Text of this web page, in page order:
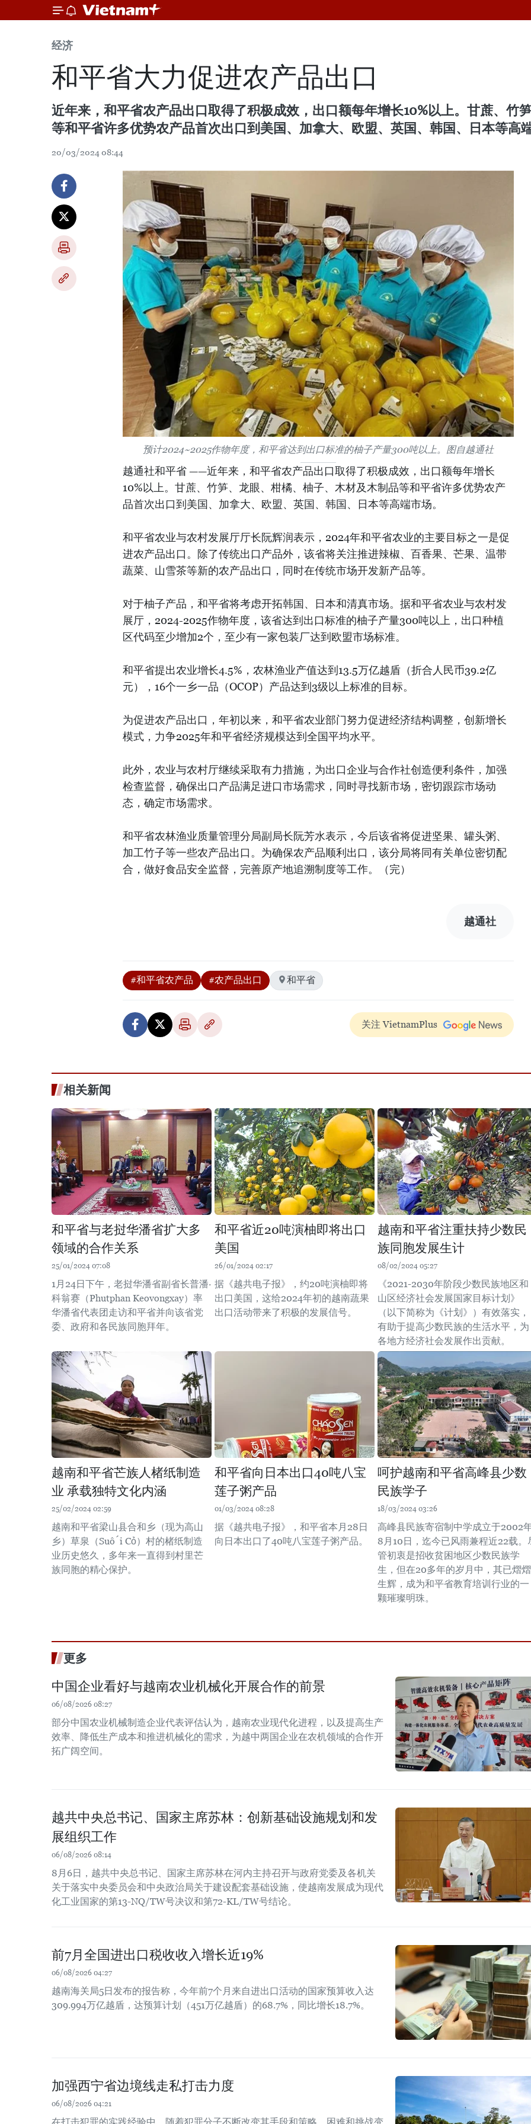
经济
和平省大力促进农产品出口
近年来，和平省农产品出口取得了积极成效，出口额每年增长10%以上。甘蔗、竹
等和平省许多优势农产品首次出口到美国、加拿大、欧盟、英国、韩国、日本等高
20/03/2024 08:44
预计2024~2025作物年度，和平省达到出口标准的柚子产量300吨以上。图自越通社
越通社和平省 ——近年来，和平省农产品出口取得了积极成效，出口额每年增长
10%以上。甘蔗、竹笋、龙眼、柑橘、柚子、木材及木制品等和平省许多优势农产
品首次出口到美国、加拿大、欧盟、英国、韩国、日本等高端市场。
和平省农业与农村发展厅厅长阮辉润表示，2024年和平省农业的主要目标之一是促
进农产品出口。除了传统出口产品外，该省将关注推进辣椒、百香果、芒果、温带
蔬菜、山雪茶等新的农产品出口，同时在传统市场开发新产品等。
对于柚子产品，和平省将考虑开拓韩国、日本和清真市场。据和平省农业与农村发
展厅，2024-2025作物年度，该省达到出口标准的柚子产量300吨以上，出口种植
区代码至少增加2个，至少有一家包装厂达到欧盟市场标准。
和平省提出农业增长4.5%，农林渔业产值达到13.5万亿越盾（折合人民币39.2亿
元），16个一乡一品（OCOP）产品达到3级以上标准的目标。
为促进农产品出口，年初以来，和平省农业部门努力促进经济结构调整，创新增长
模式，力争2025年和平省经济规模达到全国平均水平。
此外，农业与农村厅继续采取有力措施，为出口企业与合作社创造便利条件，加强
检查监督，确保出口产品满足进口市场需求，同时寻找新市场，密切跟踪市场动
态，确定市场需求。
和平省农林渔业质量管理分局副局长阮芳水表示，今后该省将促进坚果、罐头粥、
加工竹子等一些农产品出口。为确保农产品顺利出口，该分局将同有关单位密切配
合，做好食品安全监督，完善原产地追溯制度等工作。（完）
越通社
#和平省农产品 #农产品出口 和平省
关注 VietnamPlus
相关新闻
和平省与老挝华潘省扩大多
领域的合作关系
25/01/2024 07:08
1月24日下午，老挝华潘省副省长普潘·
科翁赛（Phutphan Keovongxay）率
华潘省代表团走访和平省并向该省党
委、政府和各民族同胞拜年。
和平省近20吨演柚即将出口
美国
26/01/2024 02:17
据《越共电子报》，约20吨演柚即将
出口美国，这给2024年初的越南蔬果
出口活动带来了积极的发展信号。
越南和平省注重扶持少数民
族同胞发展生计
08/02/2024 05:27
《2021-2030年阶段少数民族地区和
山区经济社会发展国家目标计划》
（以下简称为《计划》）有效落实，
有助于提高少数民族的生活水平，为
各地方经济社会发展作出贡献。
越南和平省芒族人楮纸制造
业 承载独特文化内涵
25/02/2024 02:59
越南和平省梁山县合和乡（现为高山
乡）草泉（Suối Cỏ）村的楮纸制造
业历史悠久，多年来一直得到村里芒
族同胞的精心保护。
和平省向日本出口40吨八宝
莲子粥产品
01/03/2024 08:28
据《越共电子报》，和平省本月28日
向日本出口了40吨八宝莲子粥产品。
呵护越南和平省高峰县少数
民族学子
18/03/2024 03:26
高峰县民族寄宿制中学成立于2002
8月10日，迄今已风雨兼程近22载。
管初衷是招收贫困地区少数民族学
生，但在20多年的岁月中，其已熠熠
生辉，成为和平省教育培训行业的一
颗璀璨明珠。
更多
中国企业看好与越南农业机械化开展合作的前景
06/08/2026 08:27
部分中国农业机械制造企业代表评估认为，越南农业现代化进程，以及提高生产
效率、降低生产成本和推进机械化的需求，为越中两国企业在农机领域的合作开
拓广阔空间。
越共中央总书记、国家主席苏林：创新基础设施规划和发
展组织工作
06/08/2026 08:14
8月6日，越共中央总书记、国家主席苏林在河内主持召开与政府党委及各机关
关于落实中央委员会和中央政治局关于建设配套基础设施，使越南发展成为现代
化工业国家的第13-NQ/TW号决议和第72-KL/TW号结论。
前7月全国进出口税收收入增长近19%
06/08/2026 04:27
越南海关局5日发布的报告称，今年前7个月来自进出口活动的国家预算收入达
309.994万亿越盾，达预算计划（451万亿越盾）的68.7%，同比增长18.7%。
加强西宁省边境线走私打击力度
06/08/2026 04:21